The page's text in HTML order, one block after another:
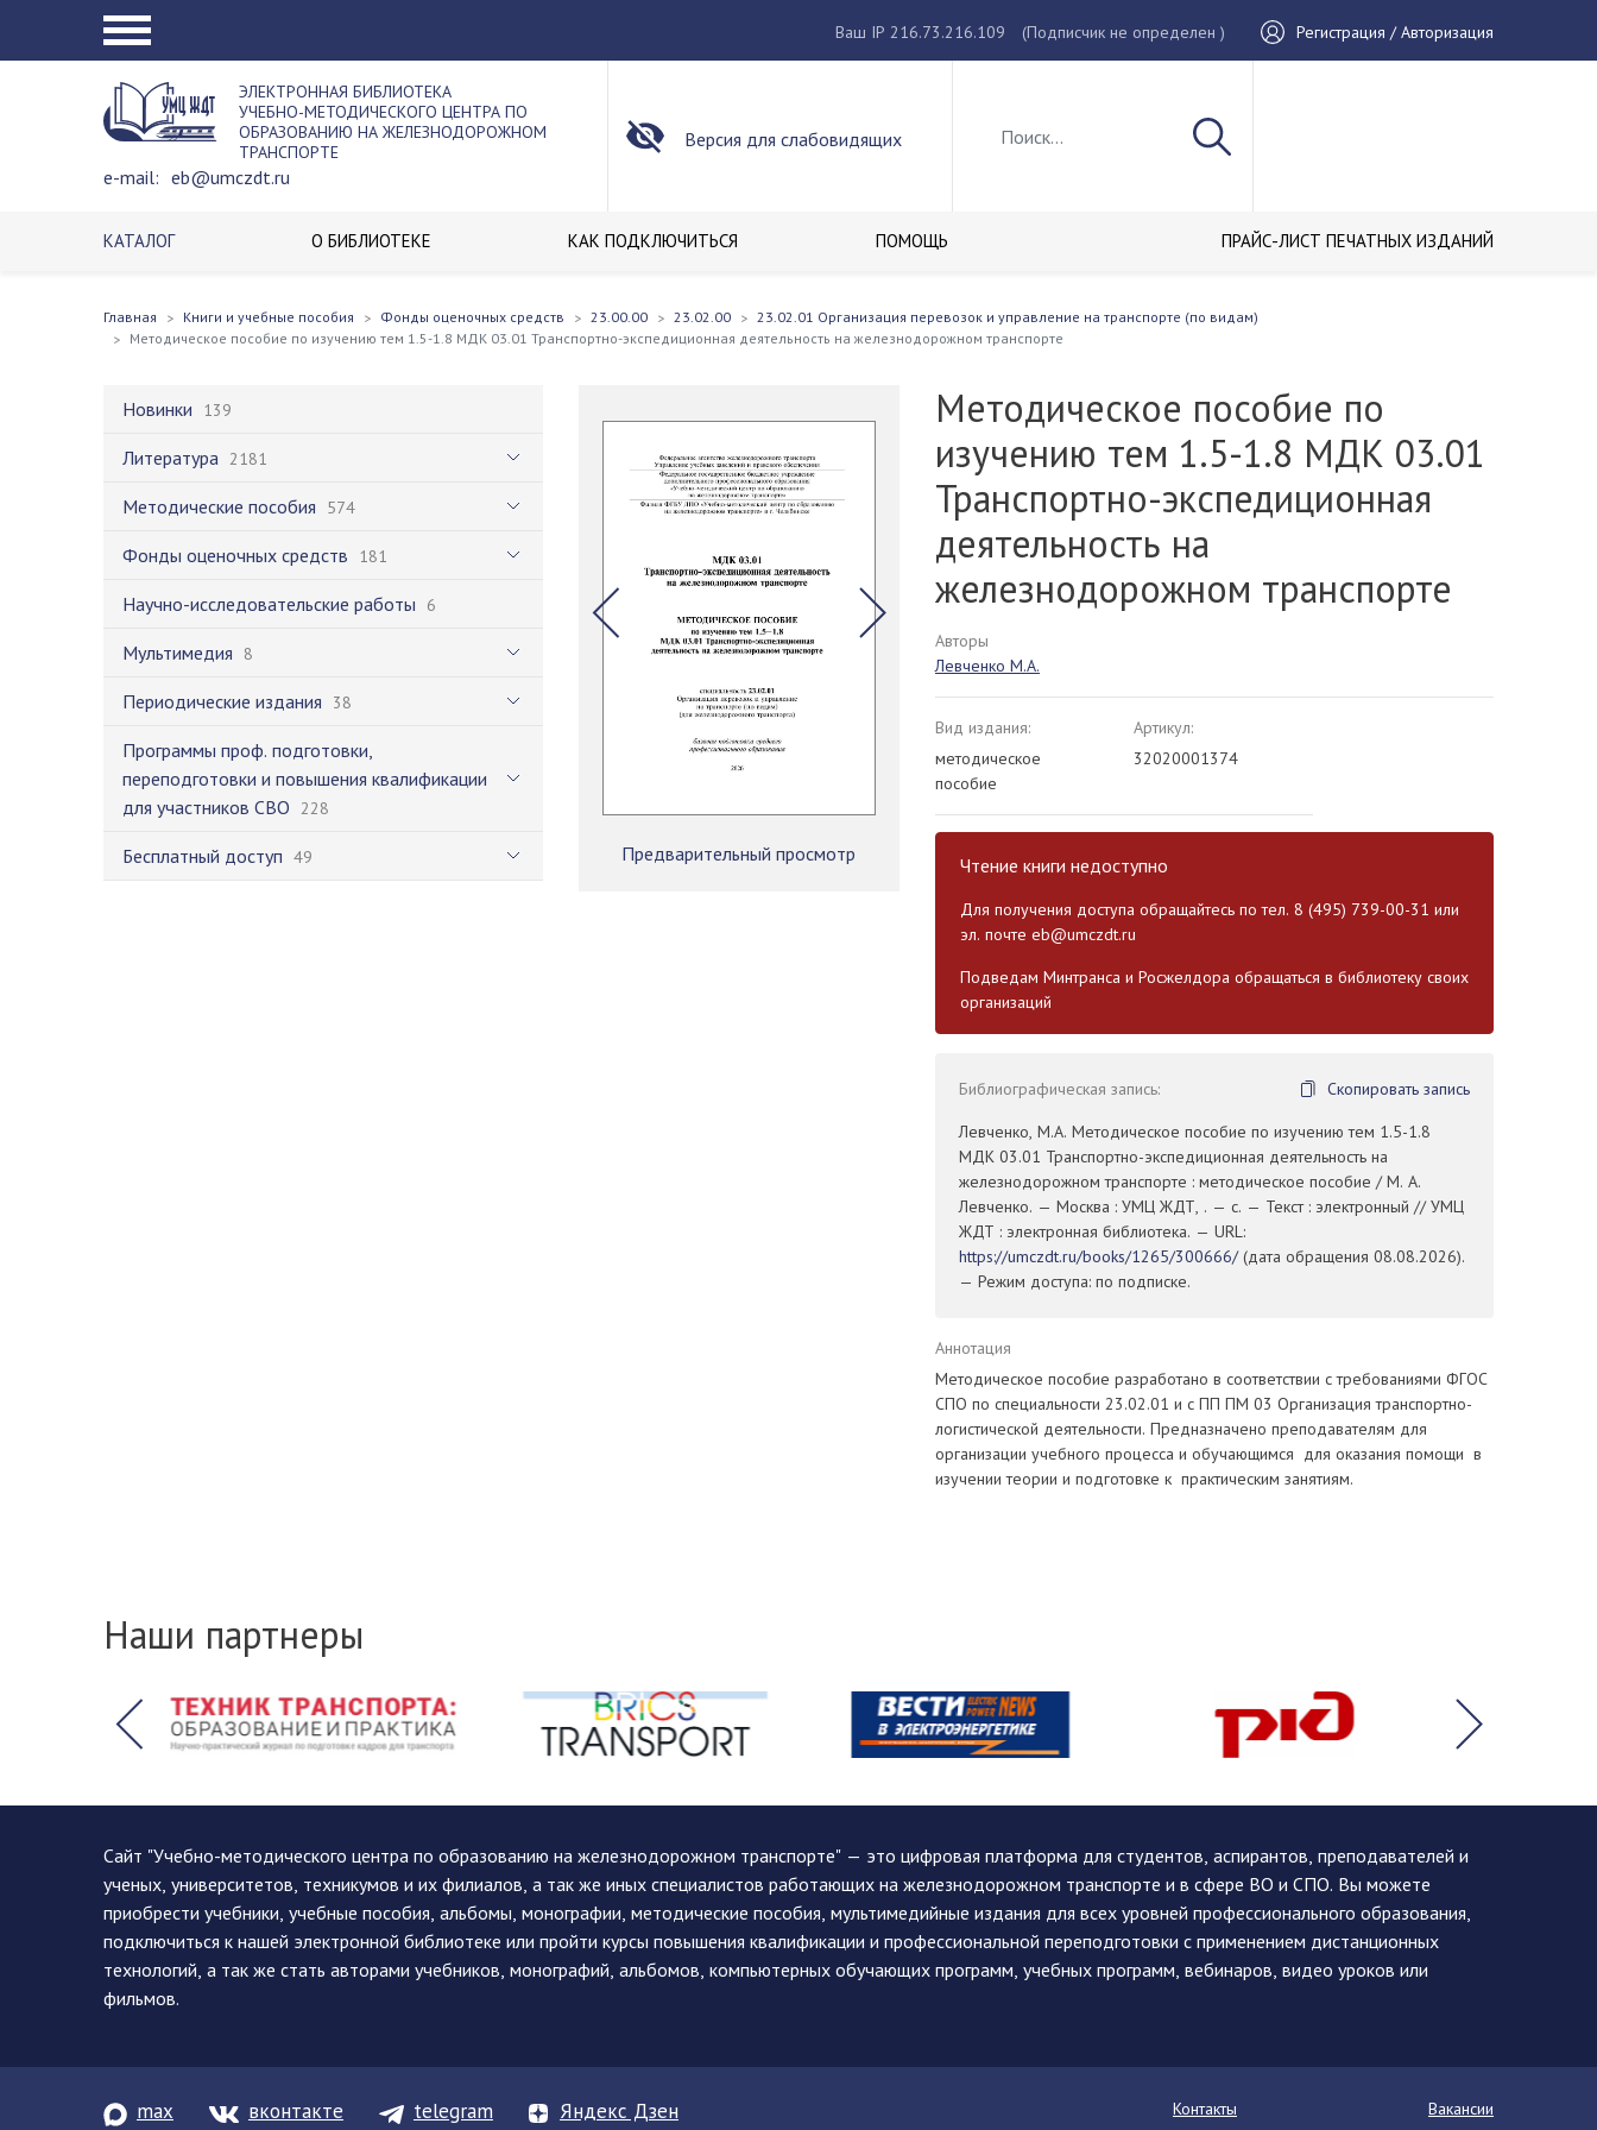
Ваш IP 216.73.216.109 (Подписчик не определен ) Регистрация / Авторизация
ЭЛЕКТРОННАЯ БИБЛИОТЕКА
УЧЕБНО-МЕТОДИЧЕСКОГО ЦЕНТРА ПО
ОБРАЗОВАНИЮ НА ЖЕЛЕЗНОДОРОЖНОМ
ТРАНСПОРТЕ
e-mail: eb@umczdt.ru
Версия для слабовидящих
КАТАЛОГ О БИБЛИОТЕКЕ КАК ПОДКЛЮЧИТЬСЯ ПОМОЩЬ ПРАЙС-ЛИСТ ПЕЧАТНЫХ ИЗДАНИЙ
Главная Книги и учебные пособия Фонды оценочных средств 23.00.00 23.02.00
23.02.01 Организация перевозок и управление на транспорте (по видам)
Методическое пособие по изучению тем 1.5-1.8 МДК 03.01 Транспортно-экспедиционная деятельность на железнодорожном транспорте
Новинки 139
Литература 2181
Методические пособия 574
Фонды оценочных средств 181
Научно-исследовательские работы 6
Мультимедия 8
Периодические издания 38
Программы проф. подготовки,
переподготовки и повышения квалификации
для участников СВО 228
Бесплатный доступ 49 Предварительный просмотр
Методическое пособие по
изучению тем 1.5-1.8 МДК 03.01
Транспортно-экспедиционная
деятельность на
железнодорожном транспорте
Авторы
Левченко М.А.
Вид издания:
методическое
пособие
Артикул:
32020001374
Чтение книги недоступно
Для получения доступа обращайтесь по тел. 8 (495) 739-00-31 или
эл. почте eb@umczdt.ru
Подведам Минтранса и Росжелдора обращаться в библиотеку своих
организаций
Библиографическая запись:
Скопировать запись
Левченко, М.А. Методическое пособие по изучению тем 1.5-1.8
МДК 03.01 Транспортно-экспедиционная деятельность на
железнодорожном транспорте : методическое пособие / М. А.
Левченко. — Москва : УМЦ ЖДТ, . — с. — Текст : электронный // УМЦ
ЖДТ : электронная библиотека. — URL:
https://umczdt.ru/books/1265/300666/(дата обращения 08.08.2026).
— Режим доступа: по подписке.
Аннотация
Методическое пособие разработано в соответствии с требованиями ФГОС
СПО по специальности 23.02.01 и с ПП ПМ 03 Организация транспортно-
логистической деятельности. Предназначено преподавателям для
организации учебного процесса и обучающимся для оказания помощи в
изучении теории и подготовке к практическим занятиям.
Наши партнеры
Сайт "Учебно-методического центра по образованию на железнодорожном транспорте" — это цифровая платформа для студентов, аспирантов, преподавателей и
ученых, университетов, техникумов и их филиалов, а так же иных специалистов работающих на железнодорожном транспорте и в сфере ВО и СПО. Вы можете
приобрести учебники, учебные пособия, альбомы, монографии, методические пособия, мультимедийные издания для всех уровней профессионального образования,
подключиться к нашей электронной библиотеке или пройти курсы повышения квалификации и профессиональной переподготовки с применением дистанционных
технологий, а так же стать авторами учебников, монографий, альбомов, компьютерных обучающих программ, учебных программ, вебинаров, видео уроков или
фильмов.
max вконтакте telegram Яндекс Дзен Контакты
Вакансии